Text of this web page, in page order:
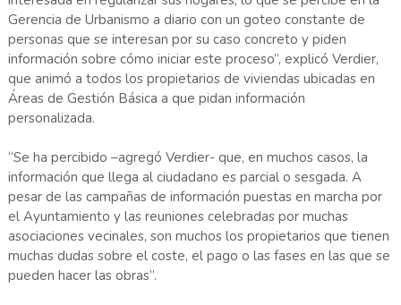
Gerencia de Urbanismo a diario con un goteo constante de
personas que se interesan por su caso concreto y piden
información sobre cómo iniciar este proceso”, explicó Verdier,
que animó a todos los propietarios de viviendas ubicadas en
Áreas de Gestión Básica a que pidan información
personalizada.
“Se ha percibido –agregó Verdier- que, en muchos casos, la
información que llega al ciudadano es parcial o sesgada. A
pesar de las campañas de información puestas en marcha por
el Ayuntamiento y las reuniones celebradas por muchas
asociaciones vecinales, son muchos los propietarios que tienen
muchas dudas sobre el coste, el pago o las fases en las que se
pueden hacer las obras”.